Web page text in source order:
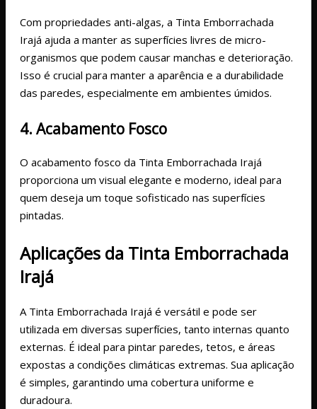
Com propriedades anti-algas, a Tinta Emborrachada
Irajá ajuda a manter as superfícies livres de micro-
organismos que podem causar manchas e deterioração.
Isso é crucial para manter a aparência e a durabilidade
das paredes, especialmente em ambientes úmidos.
4. Acabamento Fosco
O acabamento fosco da Tinta Emborrachada Irajá
proporciona um visual elegante e moderno, ideal para
quem deseja um toque sofisticado nas superfícies
pintadas.
Aplicações da Tinta Emborrachada
Irajá
A Tinta Emborrachada Irajá é versátil e pode ser
utilizada em diversas superfícies, tanto internas quanto
externas. É ideal para pintar paredes, tetos, e áreas
expostas a condições climáticas extremas. Sua aplicação
é simples, garantindo uma cobertura uniforme e
duradoura.